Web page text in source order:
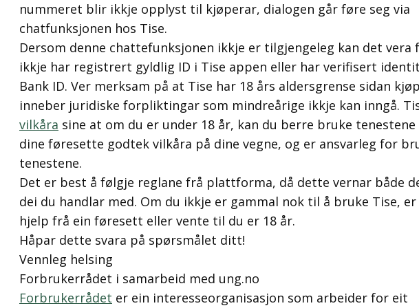
nummeret blir ikkje opplyst til kjøperar, dialogen går føre seg via
chatfunksjonen hos Tise.
Dersom denne chattefunksjonen ikkje er tilgjengeleg kan det vera
ikkje har registrert gyldlig ID i Tise appen eller har verifisert
Bank ID. Ver merksam på at Tise har 18 års aldersgrense sidan
inneber juridiske forpliktingar som mindreårige ikkje kan inngå.
vilkåra sine at om du er under 18 år, kan du berre bruke tenestene
dine føresette godtek vilkåra på dine vegne, og er ansvarleg for
tenestene.
Det er best å følgje reglane frå plattforma, då dette vernar både
dei du handlar med. Om du ikkje er gammal nok til å bruke Tise,
hjelp frå ein føresett eller vente til du er 18 år.
Håpar dette svara på spørsmålet ditt!
Vennleg helsing
Forbrukerrådet i samarbeid med ung.no
Forbrukerrådet er ein interesseorganisasjon som arbeider for eit